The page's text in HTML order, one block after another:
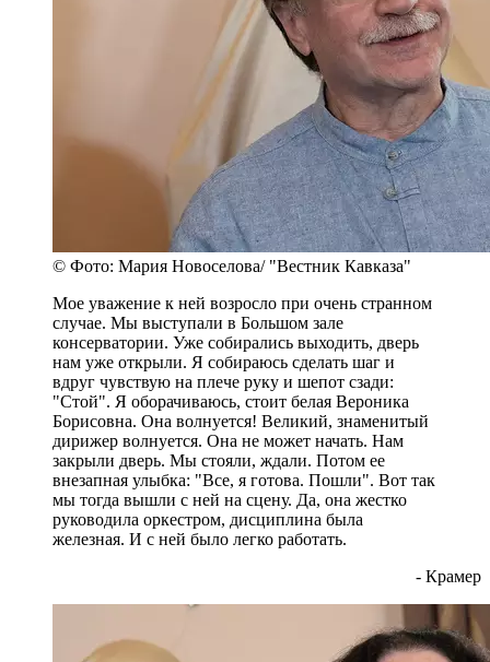
© Фото: Мария Новоселова/ "Вестник Кавказа"
Мое уважение к ней возросло при очень странном
случае. Мы выступали в Большом зале
консерватории. Уже собирались выходить, дверь
нам уже открыли. Я собираюсь сделать шаг и
вдруг чувствую на плече руку и шепот сзади:
"Стой". Я оборачиваюсь, стоит белая Вероника
Борисовна. Она волнуется! Великий, знаменитый
дирижер волнуется. Она не может начать. Нам
закрыли дверь. Мы стояли, ждали. Потом ее
внезапная улыбка: "Все, я готова. Пошли". Вот так
мы тогда вышли с ней на сцену. Да, она жестко
руководила оркестром, дисциплина была
железная. И с ней было легко работать.
- Крамер